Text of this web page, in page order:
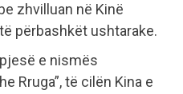
zhvilluan në Kinë
përbashkët ushtarake.
e nismës
Rruga”, të cilën Kina e